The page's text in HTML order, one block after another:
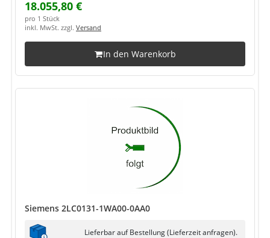
18.055,80 €
pro 1 Stück
inkl. MwSt. zzgl. Versand
In den Warenkorb
Siemens 2LC0131-1WA00-0AA0
Lieferbar auf Bestellung (Lieferzeit anfragen).